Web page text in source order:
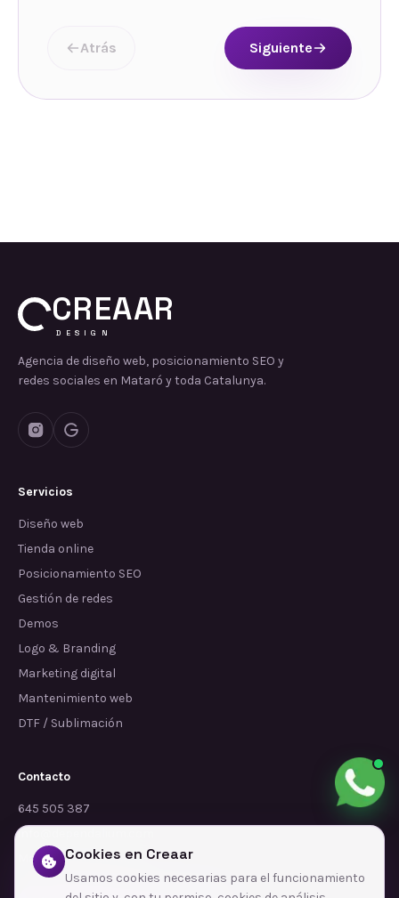
Atrás Siguiente
CREAAR
DESIGN
Agencia de diseño web, posicionamiento SEO y
redes sociales en Mataró y toda Catalunya.
Servicios
Diseño web
Tienda online
Posicionamiento SEO
Gestión de redes
Demos
Logo & Branding
Marketing digital
Mantenimiento web
DTF / Sublimación
Contacto
645 505 387
info@dependalium.com
Mataró (Barcelona)
Cookies en Creaar
Usamos cookies necesarias para el funcionamiento